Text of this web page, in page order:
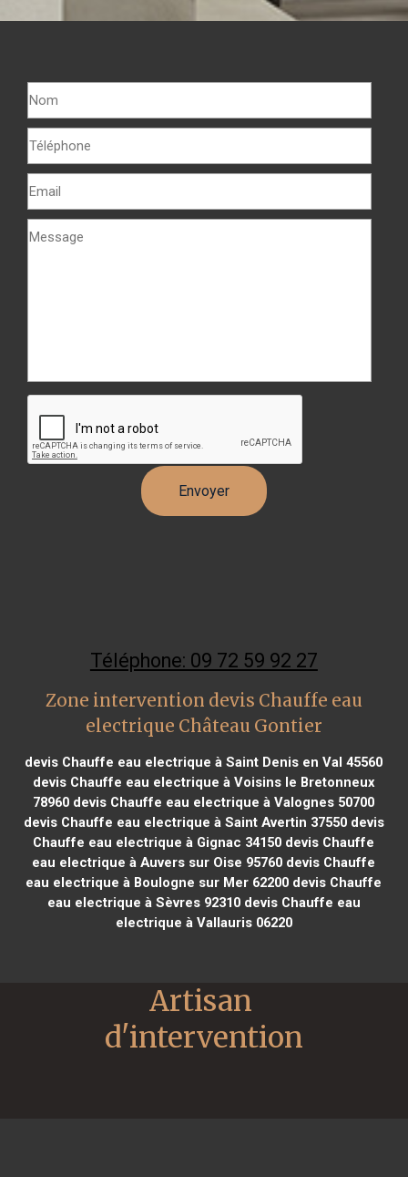
Téléphone: 09 72 59 92 27
Zone intervention devis Chauffe eau
electrique Château Gontier
devis Chauffe eau electrique à Saint Denis en Val 45560
devis Chauffe eau electrique à Voisins le Bretonneux
78960 devis Chauffe eau electrique à Valognes 50700
devis Chauffe eau electrique à Saint Avertin 37550devis
Chauffe eau electrique à Gignac 34150 devis Chauffe
eau electrique à Auvers sur Oise 95760 devis Chauffe
eau electrique à Boulogne sur Mer 62200 devis Chauffe
eau electrique à Sèvres 92310devis Chauffe eau
electrique à Vallauris 06220
Artisan
d'intervention